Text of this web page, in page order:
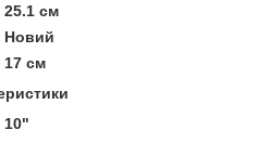
25.1 см
Новий
17 см
10"